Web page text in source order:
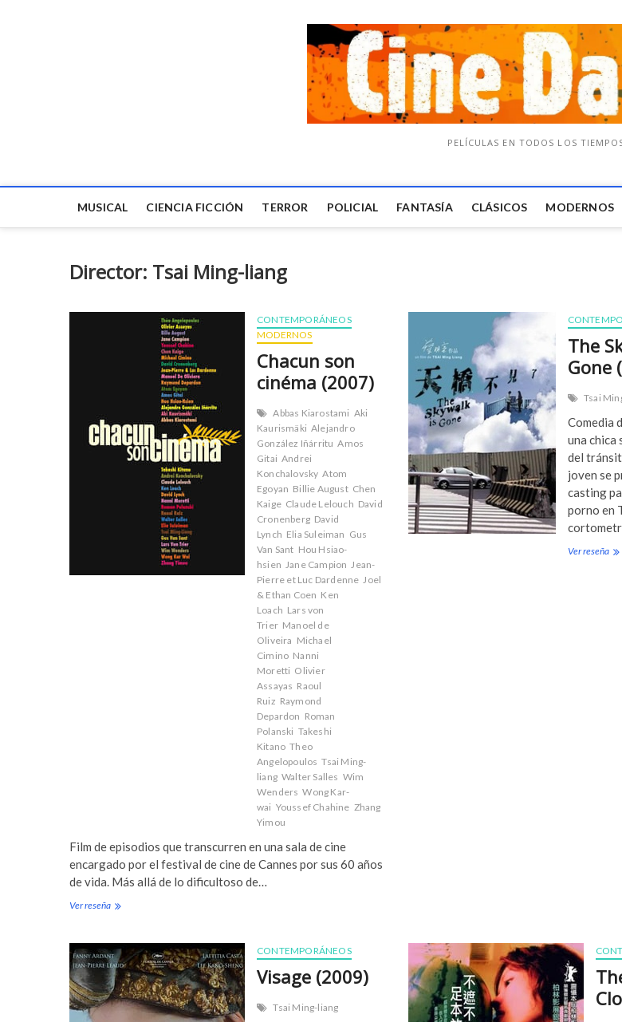
PELÍCULAS EN TODOS LOS
MUSICAL CIENCIA FICCIÓN TERROR POLICIAL FANTASÍA CLÁSICOS MODERNOS
Director: Tsai Ming-liang
CONTEMPORÁNEOS
MODERNOS
Chacun son
cinéma (2007)
Abbas Kiarostami Aki
Kaurismäki Alejandro
González Iñárritu Amos
Gitai Andrei
Konchalovsky Atom
Egoyan Billie August Chen
Kaige Claude Lelouch David
Cronenberg David
Lynch Elia Suleiman Gus
Van Sant Hou Hsiao-
hsien Jane Campion Jean-
Pierre et Luc Dardenne Joel
& Ethan Coen Ken
Loach Lars von
Trier Manoel de
Oliveira Michael
Cimino Nanni
Moretti Olivier
Assayas Raoul
Ruiz Raymond
Depardon Roman
Polanski Takeshi
Kitano Theo
Angelopoulos Tsai Ming-
liang Walter Salles Wim
Wenders Wong Kar-
wai Youssef Chahine Zhang
Yimou
Film de episodios que transcurren en una sala de cine
encargado por el festival de cine de Cannes por sus 60 años
de vida. Más allá de lo dificultoso de…
Ver reseña C
c
u
n
s
o
The
Gone
Tsai
Comedia
una chica
del
joven se
casting
porno en
Ver reseñaT
CONTEMPORÁNEOS
Visage (2009)
Tsai Ming-liang